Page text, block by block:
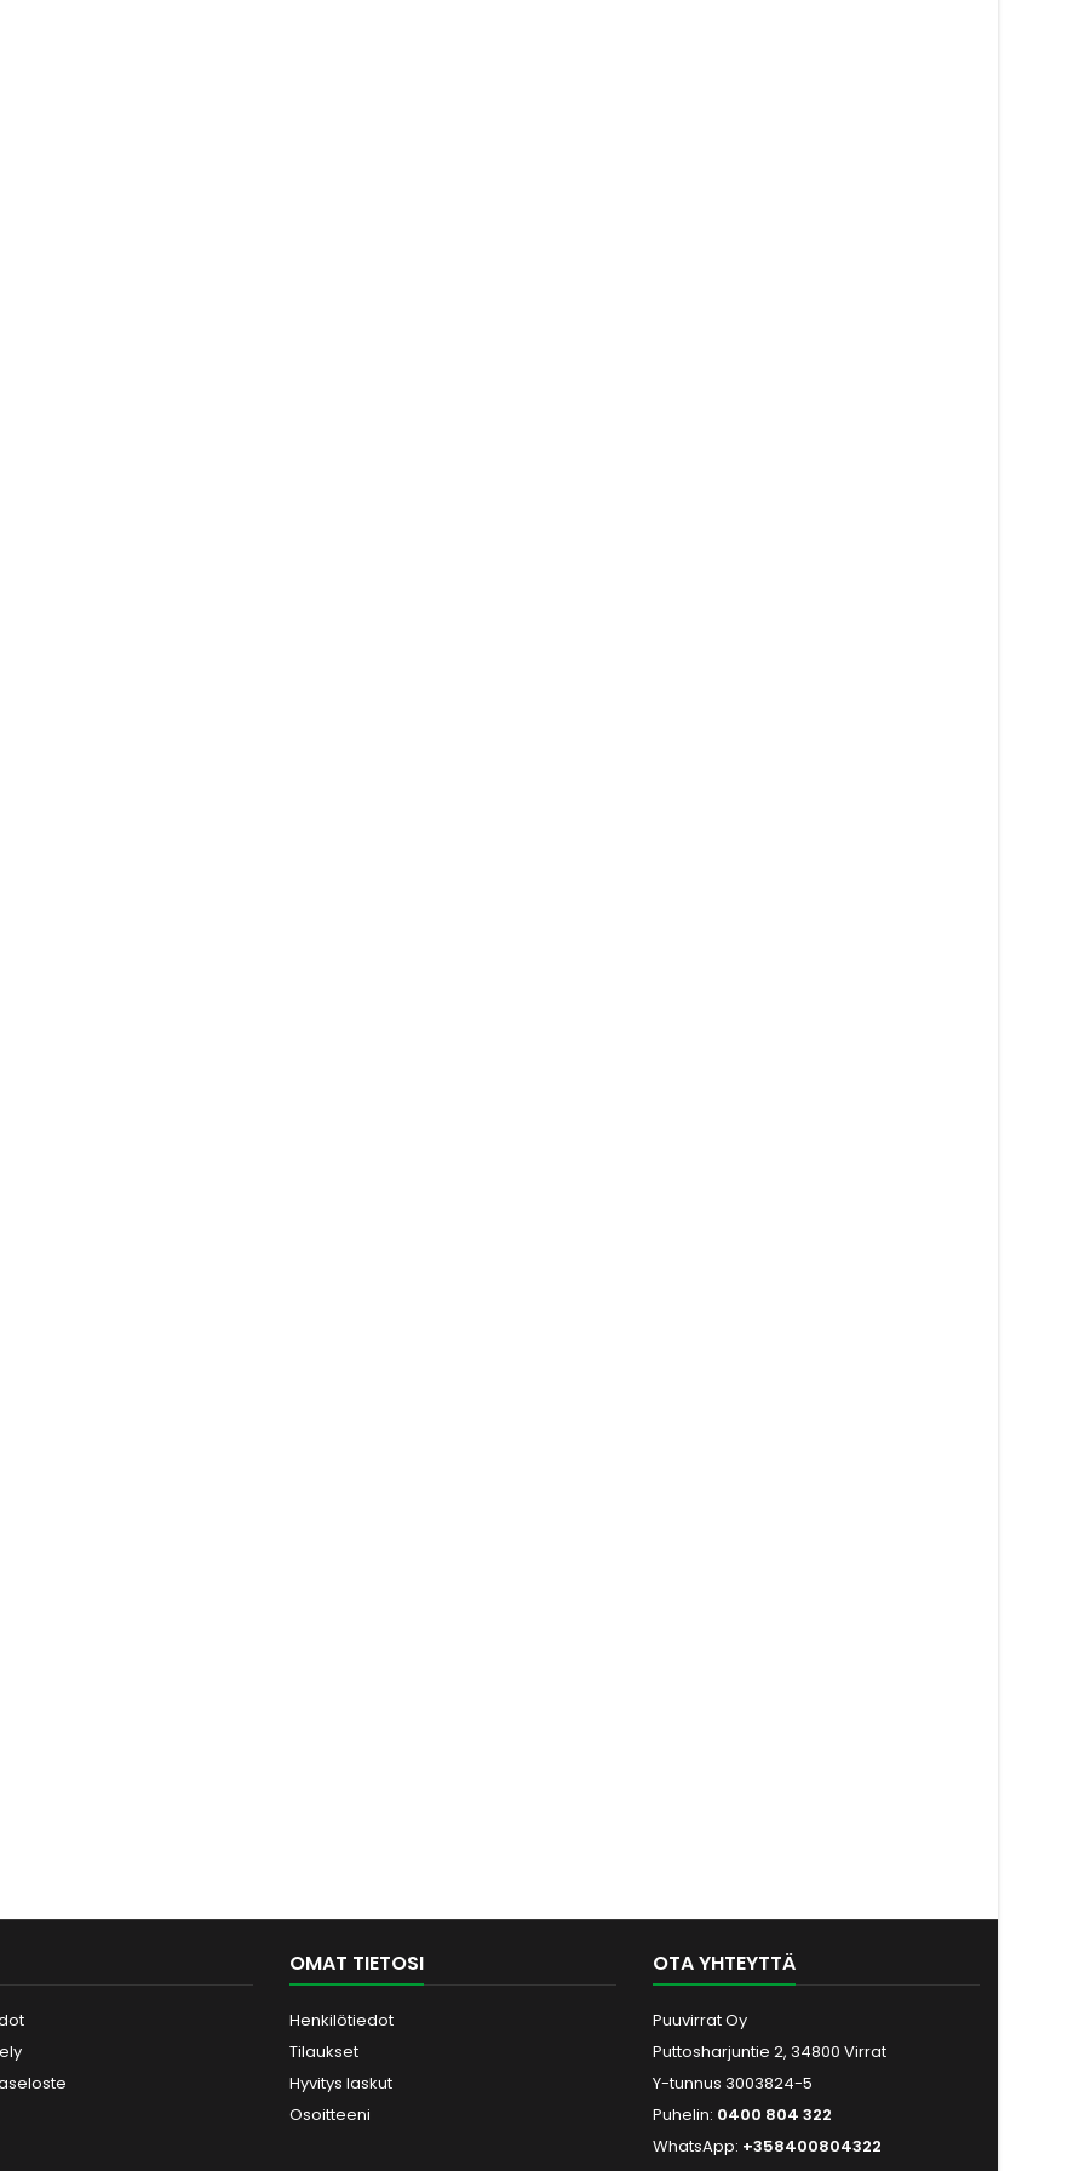
OMAT TIETOSI
Henkilötiedot
Tilaukset
Hyvitys laskut
Osoitteeni
OTA YHTEYTTÄ
Puuvirrat Oy
Puttosharjuntie 2, 34800 Virrat
Y-tunnus 3003824-5
Puhelin: 0400 804 322
WhatsApp: +358400804322